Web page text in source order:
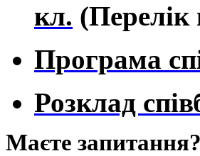
кл. (Перелік
Програма
Розклад
Маєте запитання?